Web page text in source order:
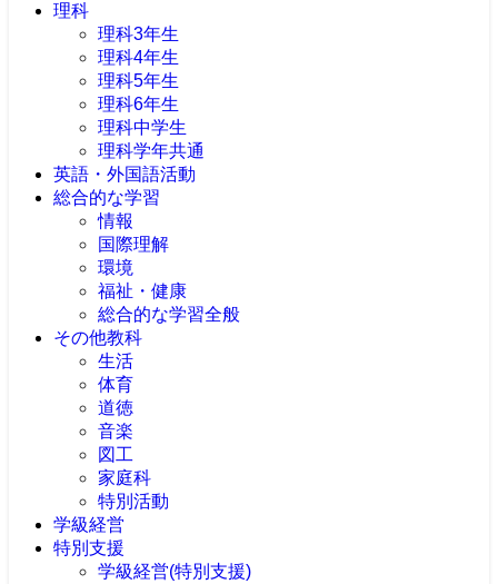
理科
理科3年生
理科4年生
理科5年生
理科6年生
理科中学生
理科学年共通
英語・外国語活動
総合的な学習
情報
国際理解
環境
福祉・健康
総合的な学習全般
その他教科
生活
体育
道徳
音楽
図工
家庭科
特別活動
学級経営
特別支援
学級経営(特別支援)